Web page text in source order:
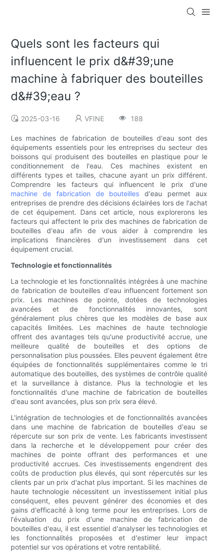
Quels sont les facteurs qui
influencent le prix d&#39;une
machine à fabriquer des bouteilles
d&#39;eau ?
2025-03-16 VFINE 188
Les machines de fabrication de bouteilles d'eau sont des
équipements essentiels pour les entreprises du secteur des
boissons qui produisent des bouteilles en plastique pour le
conditionnement de l'eau. Ces machines existent en
différents types et tailles, chacune ayant un prix différent.
Comprendre les facteurs qui influencent le prix d'une
machine de fabrication de bouteilles d'eau permet aux
entreprises de prendre des décisions éclairées lors de l'achat
de cet équipement. Dans cet article, nous explorerons les
facteurs qui affectent le prix des machines de fabrication de
bouteilles d'eau afin de vous aider à comprendre les
implications financières d'un investissement dans cet
équipement crucial.
Technologie et fonctionnalités
La technologie et les fonctionnalités intégrées à une machine
de fabrication de bouteilles d'eau influencent fortement son
prix. Les machines de pointe, dotées de technologies
avancées et de fonctionnalités innovantes, sont
généralement plus chères que les modèles de base aux
capacités limitées. Les machines de haute technologie
offrent des avantages tels qu'une productivité accrue, une
meilleure qualité de bouteilles et des options de
personnalisation plus poussées. Elles peuvent également être
équipées de fonctionnalités supplémentaires comme le tri
automatique des bouteilles, des systèmes de contrôle qualité
et la surveillance à distance. Plus la technologie et les
fonctionnalités d'une machine de fabrication de bouteilles
d'eau sont avancées, plus son prix sera élevé.
L'intégration de technologies et de fonctionnalités avancées
dans une machine de fabrication de bouteilles d'eau se
répercute sur son prix de vente. Les fabricants investissent
dans la recherche et le développement pour créer des
machines de pointe offrant des performances et une
productivité accrues. Ces investissements engendrent des
coûts de production plus élevés, qui sont répercutés sur les
clients par un prix d'achat plus important. Si les machines de
haute technologie nécessitent un investissement initial plus
conséquent, elles peuvent générer des économies et des
gains d'efficacité à long terme pour les entreprises. Lors de
l'évaluation du prix d'une machine de fabrication de
bouteilles d'eau, il est essentiel d'analyser les technologies et
les fonctionnalités proposées et d'estimer leur impact
potentiel sur vos opérations et votre rentabilité.